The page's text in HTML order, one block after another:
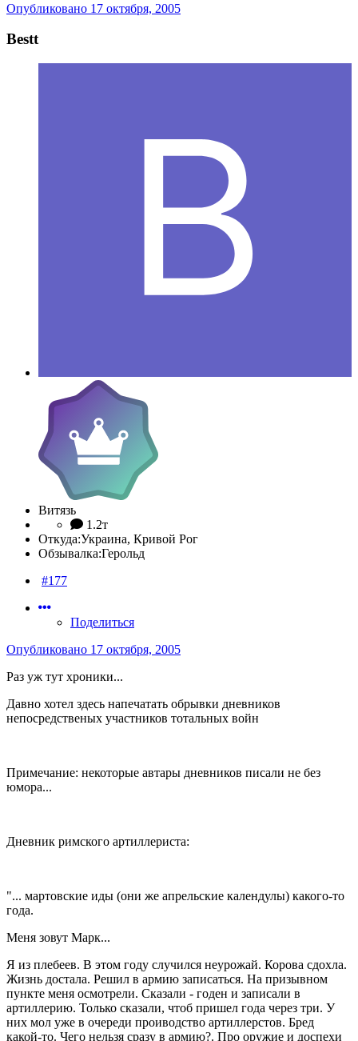
Опубликовано 17 октября, 2005
Bestt
Витязь
1.2т
Откуда:Украина, Кривой Рог
Обзывалка:Герольд
#177
Поделиться
Опубликовано 17 октября, 2005
Раз уж тут хроники...
Давно хотел здесь напечатать обрывки дневников
непосредственых участников тотальных войн
Примечание: некоторые автары дневников писали не без
юмора...
Дневник римского артиллериста:
"... мартовские иды (они же апрельские календулы) какого-то
года.
Меня зовут Марк...
Я из плебеев. В этом году случился неурожай. Корова сдохла.
Жизнь достала. Решил в армию записаться. На призывном
пункте меня осмотрели. Сказали - годен и записали в
артиллерию. Только сказали, чтоб пришел года через три. У
них мол уже в очереди проиводство артиллерстов. Бред
какой-то. Чего нельзя сразу в армию?. Про оружие и доспехи